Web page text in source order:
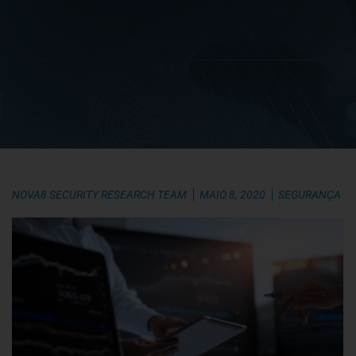
NOVA8 SECURITY RESEARCH TEAM MAIO 8, 2020 SEGURANÇA